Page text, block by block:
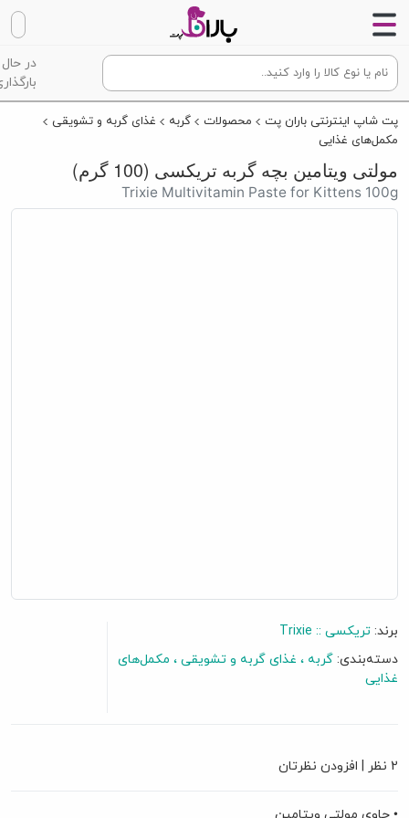
در حال
پت شاپ اینترنتی باران پت محصولات گربه
غذای گربه و تشویقی
مکمل‌های غذایی
مولتی ویتامین بچه گربه تریکسی (100 گرم)
Trixie Multivitamin Paste for Kittens 100g
برند: تریکسی :: Trixie
دسته‌بندی: گربه غذای گربه و تشویقی
مکمل‌های
غذایی
2 نظر افزودن نظرتان
• حاوی مولتی ویتامین